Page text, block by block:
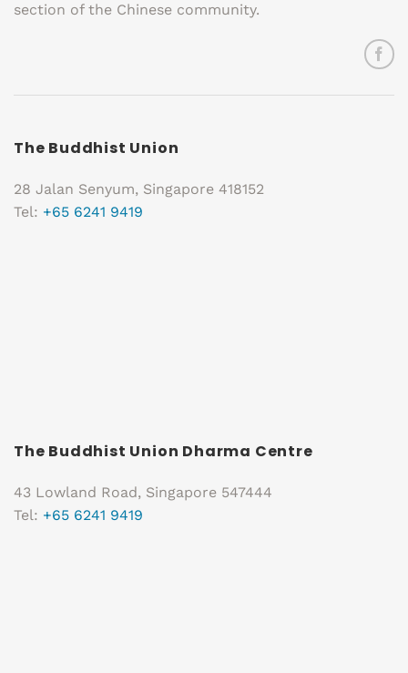
section of the Chinese community.
The Buddhist Union
28 Jalan Senyum, Singapore 418152
Tel: +65 6241 9419
The Buddhist Union Dharma Centre
43 Lowland Road, Singapore 547444
Tel: +65 6241 9419